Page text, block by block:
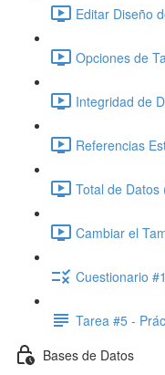
Editar Diseño
Opciones de
Integridad de
Referencias
Total de Datos
Cambiar el
Cuestionario
Tarea #5 -
Bases de Datos